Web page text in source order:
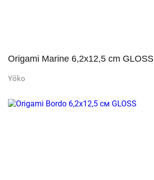
Origami Marine 6,2x12,5 cm GLOSS
Yōko